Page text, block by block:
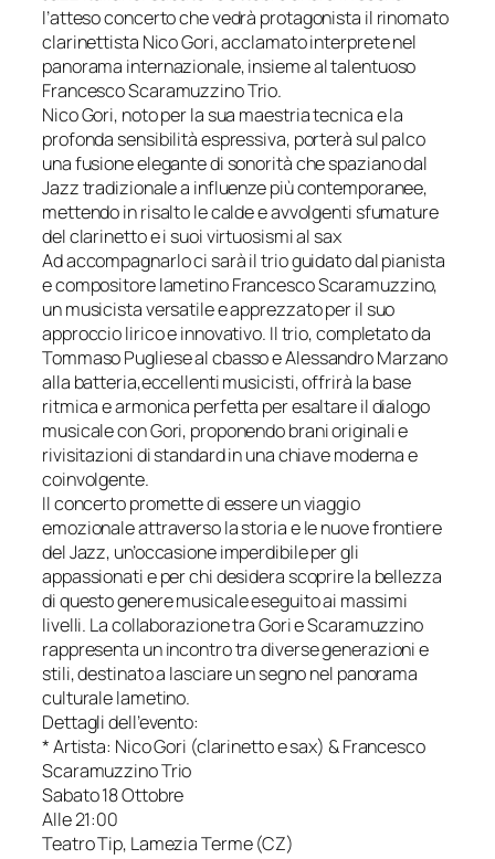
l’atteso concerto che vedrà protagonista il rinomato
clarinettista Nico Gori, acclamato interprete nel
panorama internazionale, insieme al talentuoso
Francesco Scaramuzzino Trio.
Nico Gori, noto per la sua maestria tecnica e la
profonda sensibilità espressiva, porterà sul palco
una fusione elegante di sonorità che spaziano dal
Jazz tradizionale a influenze più contemporanee,
mettendo in risalto le calde e avvolgenti sfumature
del clarinetto e i suoi virtuosismi al sax
Ad accompagnarlo ci sarà il trio guidato dal pianista
e compositore lametino Francesco Scaramuzzino,
un musicista versatile e apprezzato per il suo
approccio lirico e innovativo. Il trio, completato da
Tommaso Pugliese al cbasso e Alessandro Marzano
alla batteria,eccellenti musicisti, offrirà la base
ritmica e armonica perfetta per esaltare il dialogo
musicale con Gori, proponendo brani originali e
rivisitazioni di standard in una chiave moderna e
coinvolgente.
Il concerto promette di essere un viaggio
emozionale attraverso la storia e le nuove frontiere
del Jazz, un’occasione imperdibile per gli
appassionati e per chi desidera scoprire la bellezza
di questo genere musicale eseguito ai massimi
livelli. La collaborazione tra Gori e Scaramuzzino
rappresenta un incontro tra diverse generazioni e
stili, destinato a lasciare un segno nel panorama
culturale lametino.
Dettagli dell’evento:
* Artista: Nico Gori (clarinetto e sax) & Francesco
Scaramuzzino Trio
Sabato 18 Ottobre
Alle 21:00
Teatro Tip, Lamezia Terme (CZ)